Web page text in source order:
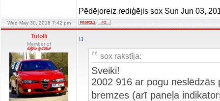
Pēdējoreiz rediģējis sox Sun Jun 03,
Wed May 30, 2018 7:42 pm
Tutolli
Member of
sox rakstīja:
Sveiki!
2002 916 ar pogu neslēdzās
bremzes (arī paneļa